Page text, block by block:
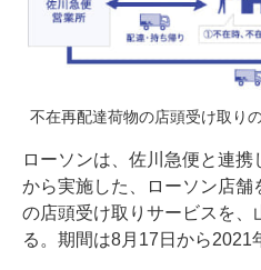
不在再配達荷物の店頭受け取り
ローソンは、佐川急便と連携
から実施した、ローソン店舗
の店頭受け取りサービスを、
る。期間は8月17日から2021